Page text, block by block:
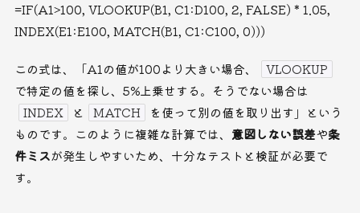
=IF(A1>100, VLOOKUP(B1, C1:D100, 2, FALSE) * 1.05,
INDEX(E1:E100, MATCH(B1, C1:C100, 0)))
この式は、「A1の値が100より大きい場合、
VLOOKUP
で特定の値を探し、5%上乗せする。そうでない場合は
INDEX
と MATCH
を使って別の値を取り出す」という
ものです。このように複雑な計算では、 意図しない誤差や条
件ミスが発生しやすいため、十分なテストと検証が必要で
す。